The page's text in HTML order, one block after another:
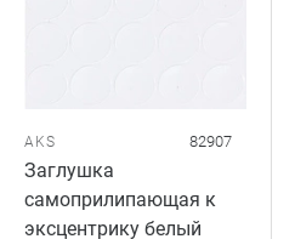
AKS 82907
Заглушка
самоприлипающая к
эксцентрику белый